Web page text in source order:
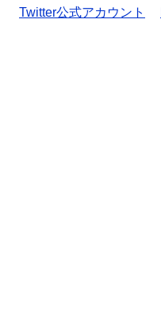
Twitter公式アカウント